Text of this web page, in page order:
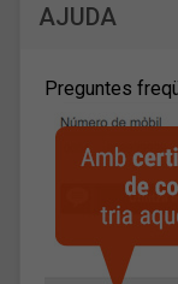
AJUDA
Preguntes